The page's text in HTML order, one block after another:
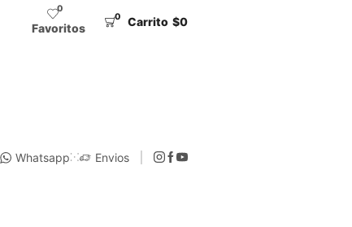
0
Favoritos
0 Carrito $0
Whatsapp Envios